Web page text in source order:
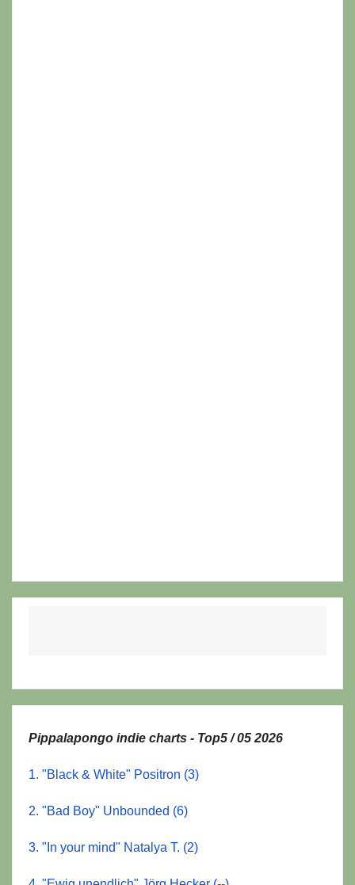
Pippalapongo indie charts - Top5 / 05 2026
1. "Black & White" Positron (3)
2. "Bad Boy" Unbounded (6)
3. "In your mind" Natalya T. (2)